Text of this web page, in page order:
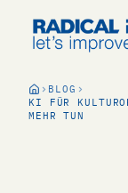
BLOG
KI FÜR
MEHR TUN